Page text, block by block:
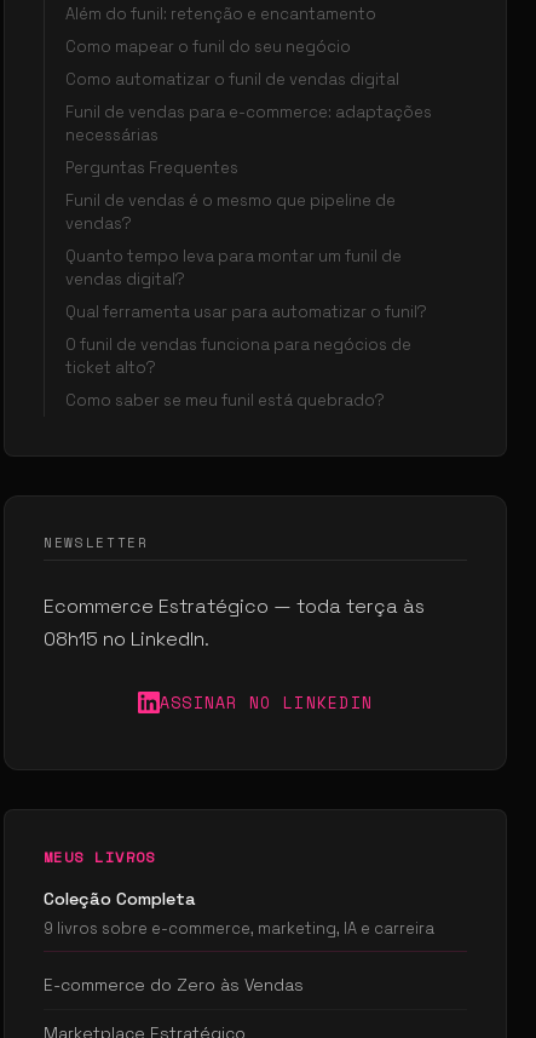
Além do funil: retenção e encantamento
Como mapear o funil do seu negócio
Como automatizar o funil de vendas digital
Funil de vendas para e-commerce: adaptações
necessárias
Perguntas Frequentes
Funil de vendas é o mesmo que pipeline de
vendas?
Quanto tempo leva para montar um funil de
vendas digital?
Qual ferramenta usar para automatizar o funil?
O funil de vendas funciona para negócios de
ticket alto?
Como saber se meu funil está quebrado?
NEWSLETTER
Ecommerce Estratégico — toda terça às
08h15 no LinkedIn.
ASSINAR NO LINKEDIN
MEUS LIVROS
Coleção Completa
9 livros sobre e-commerce, marketing, IA e carreira
E-commerce do Zero às Vendas
Marketplace Estratégico